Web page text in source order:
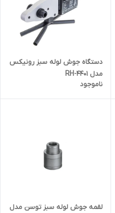
دستگاه جوش لوله سبز رونیکس
مدل RH-4401
ناموجود
لقمه جوش لوله سبز توسن مدل